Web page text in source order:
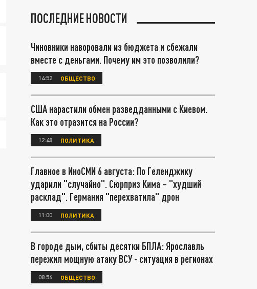
ПОСЛЕДНИЕ НОВОСТИ
Чиновники наворовали из бюджета и сбежали
вместе с деньгами. Почему им это позволили?
14:52 ОБЩЕСТВО
США нарастили обмен разведданными с Киевом.
Как это отразится на России?
12:48 ПОЛИТИКА
Главное в ИноСМИ 6 августа: По Геленджику
ударили "случайно". Сюрприз Кима – "худший
расклад". Германия "перехватила" дрон
11:00 ПОЛИТИКА
В городе дым, сбиты десятки БПЛА: Ярославль
пережил мощную атаку ВСУ - ситуация в регионах
08:56 ОБЩЕСТВО